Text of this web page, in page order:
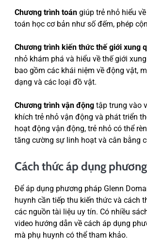
Chương trình toán giúp trẻ nhỏ hiểu
toán học cơ bản như số đếm, phép
Chương trình kiến thức thế giới xung
nhỏ khám phá và hiểu về thế giới
bao gồm các khái niệm về động vật,
dạng và các loại đồ vật.
Chương trình vận động tập trung vào
khích trẻ nhỏ vận động và phát triển
hoạt động vận động, trẻ nhỏ có thể
tăng cường sự linh hoạt và cân bằng
Cách thức áp dụng
Để áp dụng phương pháp Glenn
huynh cần tiếp thu kiến thức và cách
các nguồn tài liệu uy tín. Có nhiều
video hướng dẫn về cách áp dụng
mà phụ huynh có thể tham khảo.